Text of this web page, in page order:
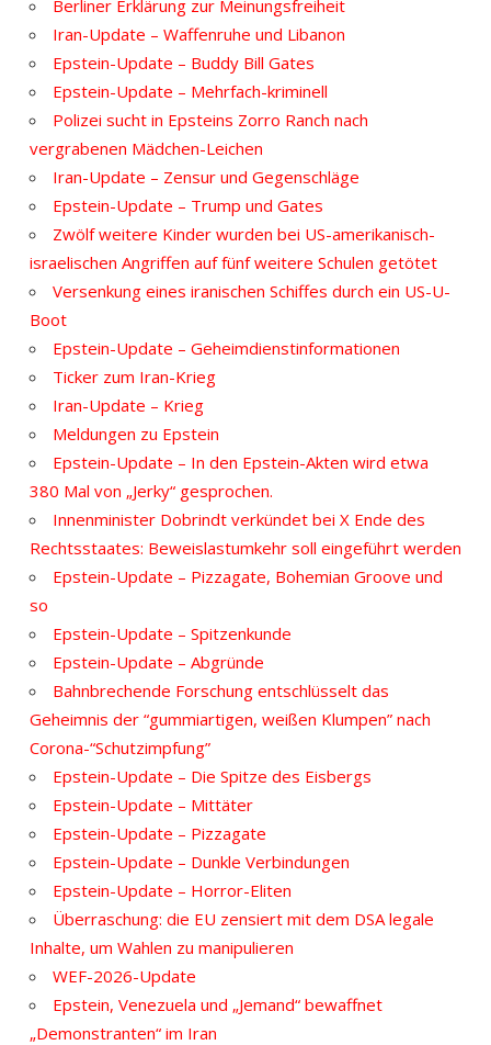
Berliner Erklärung zur Meinungsfreiheit
Iran-Update – Waffenruhe und Libanon
Epstein-Update – Buddy Bill Gates
Epstein-Update – Mehrfach-kriminell
Polizei sucht in Epsteins Zorro Ranch nach
vergrabenen Mädchen-Leichen
Iran-Update – Zensur und Gegenschläge
Epstein-Update – Trump und Gates
Zwölf weitere Kinder wurden bei US-amerikanisch-
israelischen Angriffen auf fünf weitere Schulen getötet
Versenkung eines iranischen Schiffes durch ein US-U-
Boot
Epstein-Update – Geheimdienstinformationen
Ticker zum Iran-Krieg
Iran-Update – Krieg
Meldungen zu Epstein
Epstein-Update – In den Epstein-Akten wird etwa
380 Mal von „Jerky“ gesprochen.
Innenminister Dobrindt verkündet bei X Ende des
Rechtsstaates: Beweislastumkehr soll eingeführt werden
Epstein-Update – Pizzagate, Bohemian Groove und
so
Epstein-Update – Spitzenkunde
Epstein-Update – Abgründe
Bahnbrechende Forschung entschlüsselt das
Geheimnis der “gummiartigen, weißen Klumpen” nach
Corona-“Schutzimpfung”
Epstein-Update – Die Spitze des Eisbergs
Epstein-Update – Mittäter
Epstein-Update – Pizzagate
Epstein-Update – Dunkle Verbindungen
Epstein-Update – Horror-Eliten
Überraschung: die EU zensiert mit dem DSA legale
Inhalte, um Wahlen zu manipulieren
WEF-2026-Update
Epstein, Venezuela und „Jemand“ bewaffnet
„Demonstranten“ im Iran